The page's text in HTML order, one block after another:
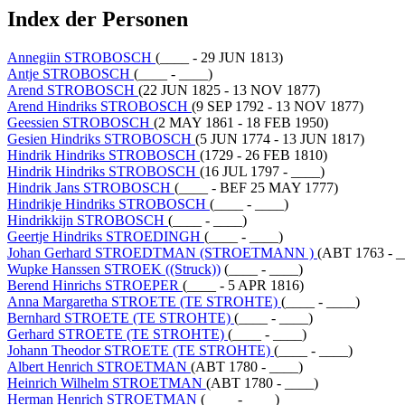
Index der Personen
Annegiin STROBOSCH (____ - 29 JUN 1813)
Antje STROBOSCH (____ - ____)
Arend STROBOSCH (22 JUN 1825 - 13 NOV 1877)
Arend Hindriks STROBOSCH (9 SEP 1792 - 13 NOV 1877)
Geessien STROBOSCH (2 MAY 1861 - 18 FEB 1950)
Gesien Hindriks STROBOSCH (5 JUN 1774 - 13 JUN 1817)
Hindrik Hindriks STROBOSCH (1729 - 26 FEB 1810)
Hindrik Hindriks STROBOSCH (16 JUL 1797 - ____)
Hindrik Jans STROBOSCH (____ - BEF 25 MAY 1777)
Hindrikje Hindriks STROBOSCH (____ - ____)
Hindrikkijn STROBOSCH (____ - ____)
Geertje Hindriks STROEDINGH (____ - ____)
Johan Gerhard STROEDTMAN (STROETMANN ) (ABT 1763 -
Wupke Hanssen STROEK ((Struck)) (____ - ____)
Berend Hinrichs STROEPER (____ - 5 APR 1816)
Anna Margaretha STROETE (TE STROHTE) (____ - ____)
Bernhard STROETE (TE STROHTE) (____ - ____)
Gerhard STROETE (TE STROHTE) (____ - ____)
Johann Theodor STROETE (TE STROHTE) (____ - ____)
Albert Henrich STROETMAN (ABT 1780 - ____)
Heinrich Wilhelm STROETMAN (ABT 1780 - ____)
Herman Henrich STROETMAN (____ - ____)